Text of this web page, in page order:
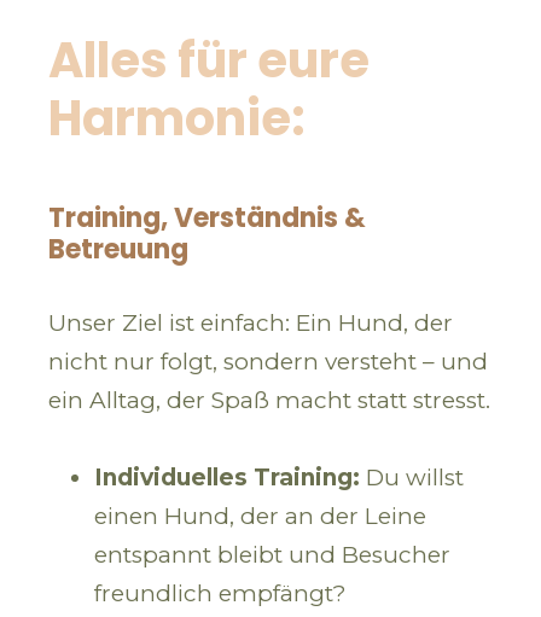
Alles für eure
Harmonie:
Training, Verständnis &
Betreuung
Unser Ziel ist einfach: Ein Hund, der
nicht nur folgt, sondern versteht – und
ein Alltag, der Spaß macht statt stresst.
Individuelles Training: Du willst
einen Hund, der an der Leine
entspannt bleibt und Besucher
freundlich empfängt?